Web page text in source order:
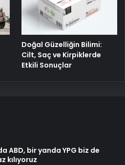
Doğal Güzelliğin Bilimi:
Cilt, Saç ve Kirpiklerde
Etkili Sonuçlar
ABD, bir yanda YPG biz de
kılıyoruz